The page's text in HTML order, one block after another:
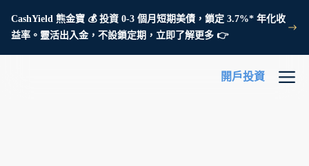
CashYield 熊金寶 💰 投資 0-3 個月短期美債，鎖定 3.7%* 年化收
益率。靈活出入金，不設鎖定期，立即了解更多 👉
開戶投資